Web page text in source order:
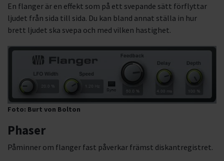
En flanger är en effekt som på ett svepande sätt förflyttar
ljudet från sida till sida. Du kan bland annat ställa in hur
brett ljudet ska svepa och med vilken hastighet.
Foto: Burt von Bolton
Phaser
Påminner om flanger fast påverkar främst diskantregistret.